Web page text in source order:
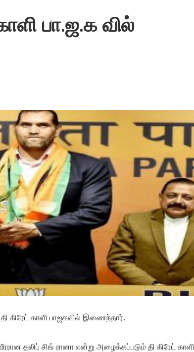
பா.ஜ.க வில்
கிரேட் காளி பாஜகவில் இணைந்தார்.
தலிப் சிங் ரானா என்று அழைக்கப்படும் தி கிரேட் காளி